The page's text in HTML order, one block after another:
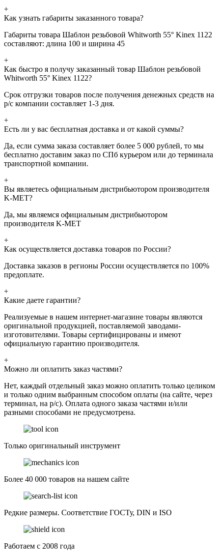
+
Как узнать габариты заказанного товара?
Габариты товара Шаблон резьбовой Whitworth 55° Kinex 1122
составляют: длина 100 и ширина 45
+
Как быстро я получу заказанный товар Шаблон резьбовой
Whitworth 55° Kinex 1122?
Срок отгрузки товаров после получения денежных средств на
р/с компании составляет 1-3 дня.
+
Есть ли у вас бесплатная доставка и от какой суммы?
Да, если сумма заказа составляет более 5 000 рублей, то мы
бесплатно доставим заказ по СПб курьером или до терминала
транспортной компании.
+
Вы являетесь официальным дистрибьютором производителя
K-MET?
Да, мы являемся официальным дистрибьютором
производителя K-MET
+
Как осуществляется доставка товаров по России?
Доставка заказов в регионы России осуществляется по 100%
предоплате.
+
Какие даете гарантии?
Реализуемые в нашем интернет-магазине товары являются
оригинальной продукцией, поставляемой заводами-
изготовителями. Товары сертифицированы и имеют
официальную гарантию производителя.
+
Можно ли оплатить заказ частями?
Нет, каждый отдельный заказ можно оплатить только целиком
и только одним выбранным способом оплаты (на сайте, через
терминал, на р/с). Оплата одного заказа частями и/или
разными способами не предусмотрена.
Только оригинальный инструмент
Более 40 000 товаров на нашем сайте
Редкие размеры. Соответствие ГОСТу, DIN и ISO
Работаем с 2008 года